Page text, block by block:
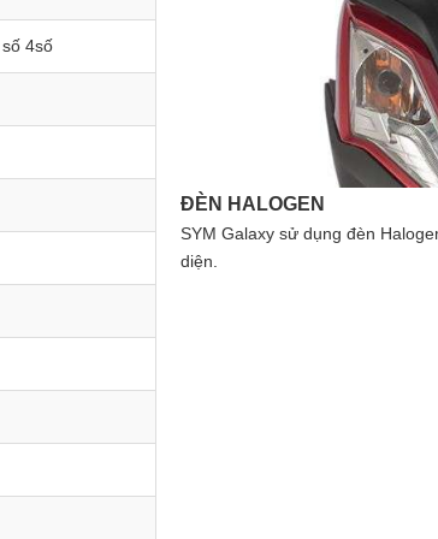
4số
chịu cho người đối
HỘC CHỨA ĐỒ PHÍA TRƯỚC
Hộc chứa đồ phía trước giúp